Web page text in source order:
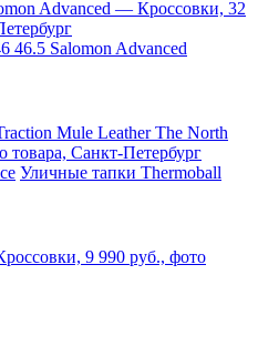
46.5 Salomon Advanced
Уличные тапки Thermoball